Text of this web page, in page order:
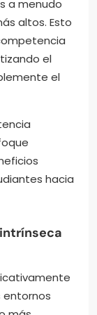
a menudo
altos. Esto
el
el
hacia
entornos